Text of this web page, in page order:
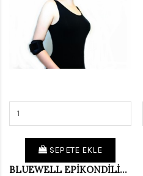
SEPETE EKLE
BLUEWELL EPİKONDİLİT BANDAJI NEOP.BLU073